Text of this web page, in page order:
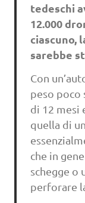
tedeschi
12.000
ciascuno,
sarebbe
Con
peso poco
di 12 mesi
quella di
che in
schegge o
perforare